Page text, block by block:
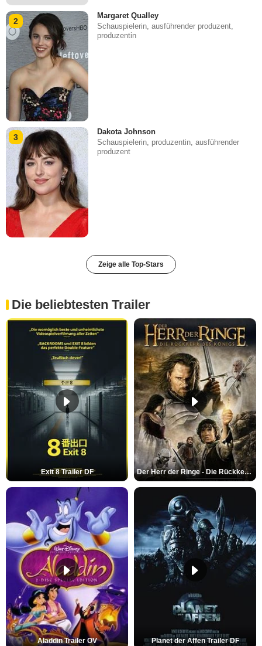
2
Margaret Qualley
Schauspielerin, ausführender produzent,
produzentin
3
Dakota Johnson
Schauspielerin, produzentin, ausführender
produzent
Zeige alle Top-Stars
Die beliebtesten Trailer
Exit 8 Trailer DF Der Herr der Ringe - Die Rückkehr des Königs Trailer OV
Aladdin Trailer OV Planet der Affen Trailer DF